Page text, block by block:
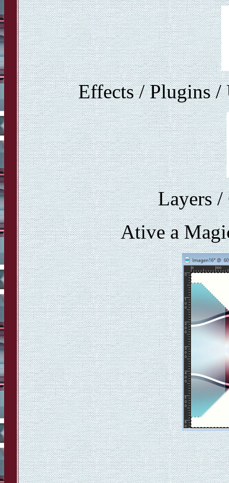
Effects / Plugins
Layers /
Ative a